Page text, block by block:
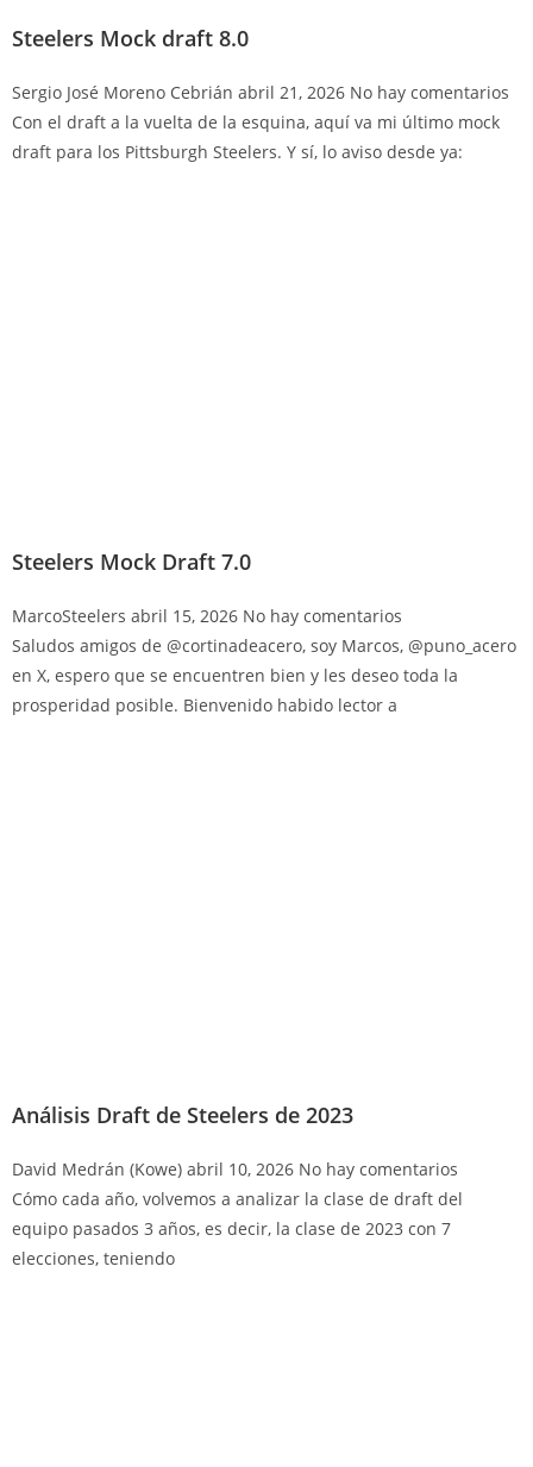
Steelers Mock draft 8.0
Sergio José Moreno Cebrián abril 21, 2026 No hay comentarios
Con el draft a la vuelta de la esquina, aquí va mi último mock
draft para los Pittsburgh Steelers. Y sí, lo aviso desde ya:
Steelers Mock Draft 7.0
MarcoSteelers abril 15, 2026 No hay comentarios
Saludos amigos de @cortinadeacero, soy Marcos, @puno_acero
en X, espero que se encuentren bien y les deseo toda la
prosperidad posible. Bienvenido habido lector a
Análisis Draft de Steelers de 2023
David Medrán (Kowe) abril 10, 2026 No hay comentarios
Cómo cada año, volvemos a analizar la clase de draft del
equipo pasados 3 años, es decir, la clase de 2023 con 7
elecciones, teniendo